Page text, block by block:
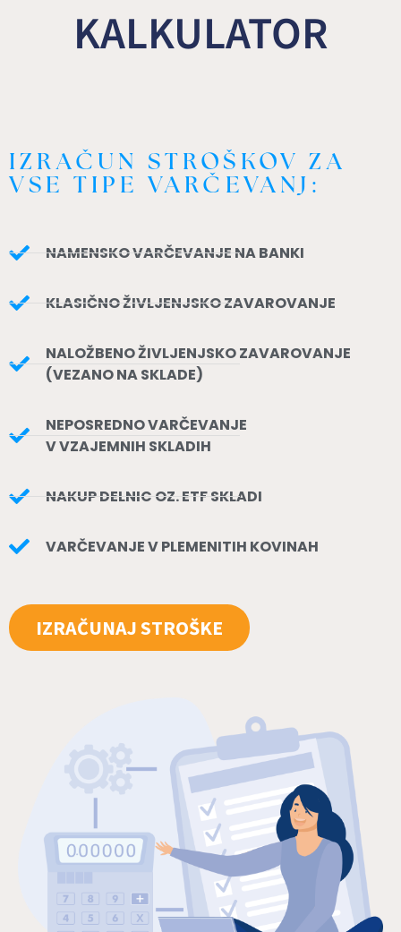
KALKULATOR
IZRAČUN STROŠKOV ZA
VSE TIPE VARČEVANJ:
NAMENSKO VARČEVANJE NA BANKI
KLASIČNO ŽIVLJENJSKO ZAVAROVANJE
NALOŽBENO ŽIVLJENJSKO ZAVAROVANJE
(VEZANO NA SKLADE)
NEPOSREDNO VARČEVANJE
V VZAJEMNIH SKLADIH
NAKUP DELNIC OZ. ETF SKLADI
VARČEVANJE V PLEMENITIH KOVINAH
IZRAČUNAJ STROŠKE